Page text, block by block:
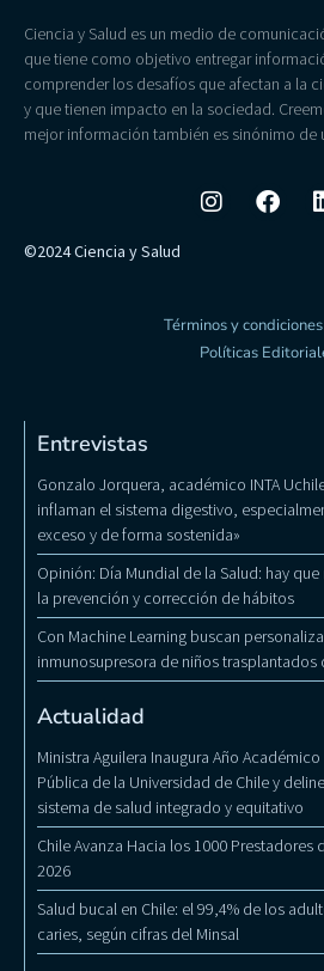
Ciencia y Salud es un medio de
que tiene como objetivo entregar
comprender los desafíos que afectan a la
y que tienen impacto en la sociedad.
mejor información también es sinónimo de
©2024 Ciencia y Salud
Términos y
Políticas
Entrevistas
Gonzalo Jorquera, académico INTA
inflaman el sistema digestivo,
exceso y de forma sostenida»
Opinión: Día Mundial de la Salud: hay
la prevención y corrección de hábitos
Con Machine Learning buscan
inmunosupresora de niños trasplantados
Actualidad
Ministra Aguilera Inaugura Año
Pública de la Universidad de Chile y
sistema de salud integrado y equitativo
Chile Avanza Hacia los 1000 Prestadores
2026
Salud bucal en Chile: el 99,4% de los
caries, según cifras del Minsal